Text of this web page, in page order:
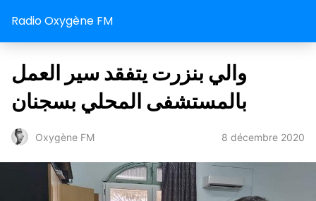
Radio Oxygène FM
والي بنزرت يتفقد سير العمل
بالمستشفى المحلي بسجنان
Oxygène FM 8 décembre 2020